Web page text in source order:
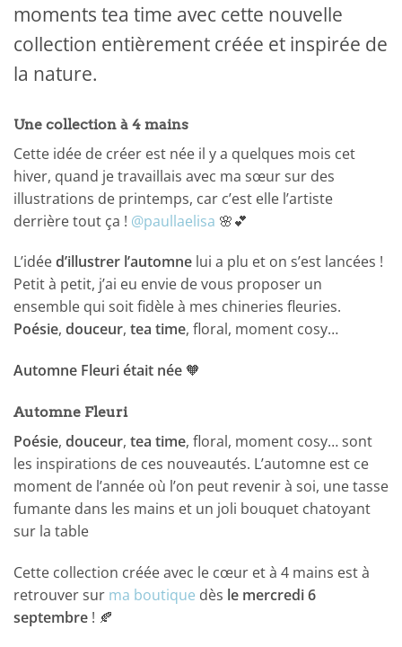
moments tea time avec cette nouvelle
collection entièrement créée et inspirée de
la nature.
Une collection à 4 mains
Cette idée de créer est née il y a quelques mois cet
hiver, quand je travaillais avec ma sœur sur des
illustrations de printemps, car c’est elle l’artiste
derrière tout ça ! @paullaelisa 🌸💕
L’idéed’illustrer l’automne lui a plu et on s’est lancées !
Petit à petit, j’ai eu envie de vous proposer un
ensemble qui soit fidèle à mes chineries fleuries.
Poésie, douceur, tea time, floral, moment cosy…
Automne Fleuri était née 🧡
Automne Fleuri
Poésie, douceur, tea time, floral, moment cosy… sont
les inspirations de ces nouveautés. L’automne est ce
moment de l’année où l’on peut revenir à soi, une tasse
fumante dans les mains et un joli bouquet chatoyant
sur la table
Cette collection créée avec le cœur et à 4 mains est à
retrouver sur ma boutique dès le mercredi 6
septembre ! 🍂